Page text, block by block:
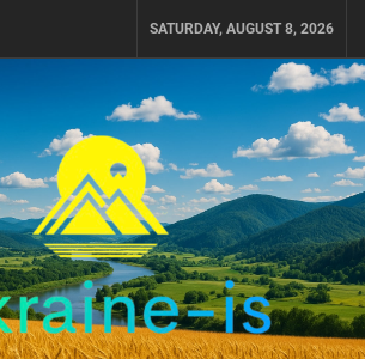
SATURDAY, AUGUST 8, 2026